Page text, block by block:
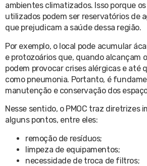
ambientes climatizados. Isso porque
utilizados podem ser reservatórios de
que prejudicam a saúde dessa região.
Por exemplo, o local pode acumular
e protozoários que, quando alcançam
podem provocar crises alérgicas e até
como pneumonia. Portanto, é
manutenção e conservação dos
Nesse sentido, o PMOC traz diretrizes
alguns pontos, entre eles:
remoção de resíduos;
limpeza de equipamentos;
necessidade de troca de filtros;